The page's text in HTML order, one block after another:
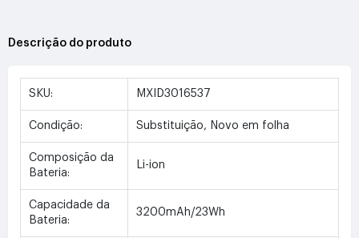
Descrição do produto
SKU: MXID3016537
Condição: Substituição, Novo em folha
Composição da
Bateria:
Li-ion
Capacidade da
Bateria:
3200mAh/23Wh